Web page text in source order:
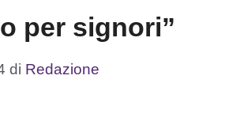
per signori”
di Redazione